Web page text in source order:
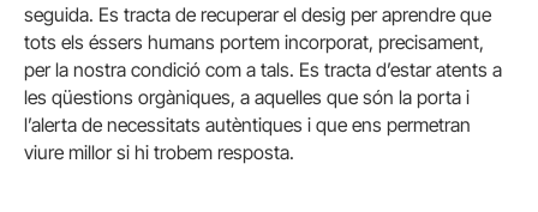
seguida. Es tracta de recuperar el desig per aprendre que
tots els éssers humans portem incorporat, precisament,
per la nostra condició com a tals. Es tracta d’estar atents a
les qüestions orgàniques, a aquelles que són la porta i
l’alerta de necessitats autèntiques i que ens permetran
viure millor si hi trobem resposta.